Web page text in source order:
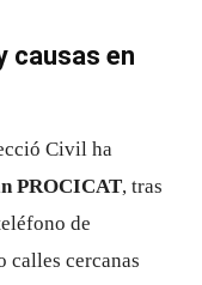
causas en
Civil ha
PROCICAT, tras
de
calles cercanas